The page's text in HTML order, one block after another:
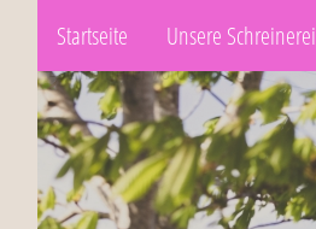
Startseite Unsere Schreinerei